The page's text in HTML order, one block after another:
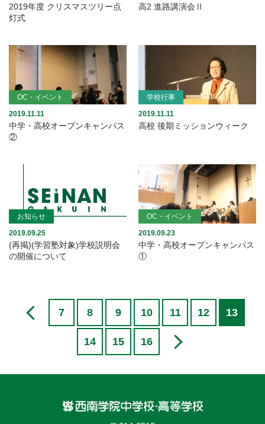
2019年度 クリスマスツリー点
灯式
高2 進路講演会Ⅱ
OC・イベント
2019.11.11
中学・高校オープンキャンパス
②
学校行事
2019.11.11
高校 後期ミッションウィーク
お知らせ
2019.09.25
(再掲)(学習塾対象)学校説明会
の開催について
OC・イベント
2019.09.23
中学・高校オープンキャンパス
①
7 8 9 10 11 12 13
14 15 16